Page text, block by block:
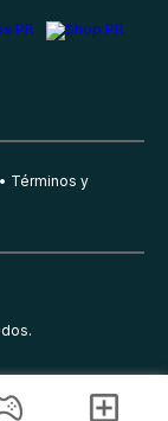
Términos y